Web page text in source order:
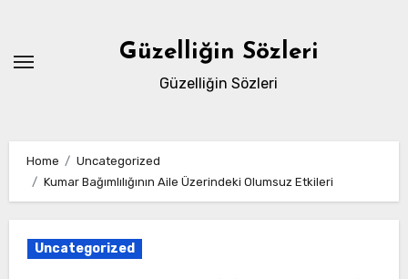
content
Güzelliğin Sözleri
Güzelliğin Sözleri
Home
Uncategorized
Kumar Bağımlılığının Aile Üzerindeki Olumsuz Etkileri
Uncategorized